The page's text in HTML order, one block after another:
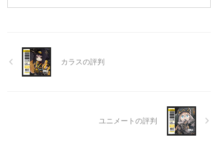
カラスの評判
ユニメートの評判